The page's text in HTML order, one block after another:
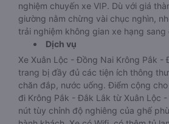
nghiệm chuyến xe VIP. Dù với giá
giường nằm chừng vài chục nghìn,
trải nghiệm không gian xe hạng sang
Dịch vụ
Xe Xuân Lộc - Đồng Nai Krông Pắk -
trang bị đầy đủ các tiện ích thông
chăn đắp, nước uống. Điểm cộng
đi Krông Pắk - Đắk Lắk từ Xuân Lộc
nút tùy chỉnh độ nghiêng của ghế